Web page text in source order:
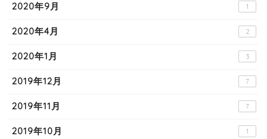
2020年9月 1
2020年4月 2
2020年1月 3
2019年12月 7
2019年11月 7
2019年10月 1